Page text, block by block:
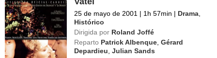
25 de mayo de 2001 | 1h 57min | Drama
Histórico
Dirigida por Roland Joffé
Reparto Patrick Albenque ,Gérard
Depardieu ,Julian Sands